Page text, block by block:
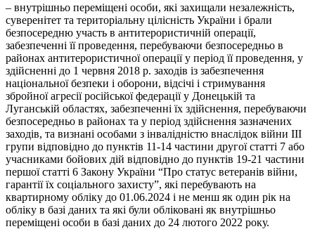
– внутрішньо переміщені особи, які захищали незалежність,
суверенітет та територіальну цілісність України і брали
безпосередню участь в антитерористичній операції,
забезпеченні її проведення, перебуваючи безпосередньо в
районах антитерористичної операції у період її проведення, у
здійсненні до 1 червня 2018 р. заходів із забезпечення
національної безпеки і оборони, відсічі і стримування
збройної агресії російської федерації у Донецькій та
Луганській областях, забезпеченні їх здійснення, перебуваючи
безпосередньо в районах та у період здійснення зазначених
заходів, та визнані особами з інвалідністю внаслідок війни III
групи відповідно до пунктів 11-14 частини другої статті 7 або
учасниками бойових дій відповідно до пунктів 19-21 частини
першої статті 6 Закону України “Про статус ветеранів війни,
гарантії їх соціального захисту”, які перебувають на
квартирному обліку до 01.06.2024 і не менш як один рік на
обліку в базі даних та які були обліковані як внутрішньо
переміщені особи в базі даних до 24 лютого 2022 року.